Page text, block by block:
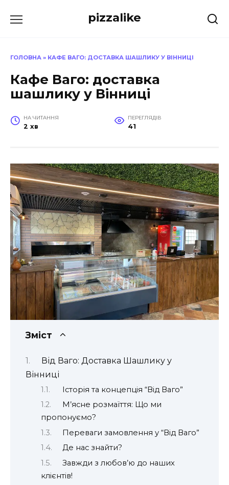
до
pizzalike
ГОЛОВНА » КАФЕ ВАГО: ДОСТАВКА ШАШЛИКУ У ВІННИЦІ
Кафе Ваго: доставка
шашлику у Вінниці
НА ЧИТАННЯ
2 хв
ПЕРЕГЛЯДІВ
41
Зміст
Від Ваго: Доставка Шашлику у
Вінниці
Історія та концепція “Від Ваго”
М’ясне розмаїття: Що ми
пропонуємо?
Переваги замовлення у “Від Ваго”
Де нас знайти?
Завжди з любов’ю до наших
клієнтів!